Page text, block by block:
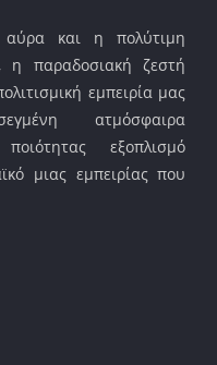
αύρα και η πολύτιμη
η παραδοσιακή ζεστή
εμπειρία μας
ατμόσφαιρα
εξοπλισμό
μιας εμπειρίας που